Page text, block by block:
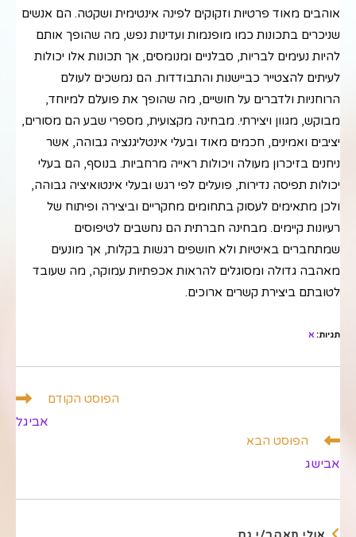
אוהבים מאוד פרטיות וזקוקים לפינה אינטימית ושקטה. הם אנשים
שניכרים בתכונות כמו מופנמות ועדינות נפש, מה שהופך אותם
להיות נעימים לבריות, סבלניים ומנומסים, אך תכונות אלו יכולות
לעיתים להצטייר כביישנות והתבודדות. הם נמשכים לעולם
הרוחניות ולדברים על חושיים, מה שהופך את פועלם למיוחד,
מבוקש, מגוון ויצירתי. מבחינה מקצועית, מספרי שבע הם מסורים,
יציבים ואמינים, חכמים מאוד ובעלי אינטליגנציה גבוהה, אשר
ניחנים בזיכרון מעולה ויכולות ראייה מרחביות. בנוסף, הם בעלי
יכולות תפיסה נדירות, פועלים לפי רגש ובעלי אינטואיציה גבוהה,
ולכן מתאימים לעסוק בתחומים מחקריים וביצירה ופיתוח של
רעיונות קיימים. מבחינה חברתית הם נחשבים לטיפוסים
שמתחברים באיטיות ולא חושפים רגשות בקלות, אך מונעים
מאהבה גדולה ומסוגלים להראות אכפתיות עמוקה, מה שעובד
לטובתם ביצירת קשרים ארוכים.
תגיות: א
הפוסט הקודם
אביגל
הפוסט הבא
אבישג